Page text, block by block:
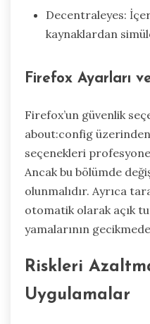
Decentraleyes:
kaynaklardan
Firefox Ayarları
Firefox’un güvenlik
about:config
seçenekleri
Ancak bu bölümde
olunmalıdır. Ayrıca
otomatik olarak açık
yamalarının
Riskleri
Uygulamalar